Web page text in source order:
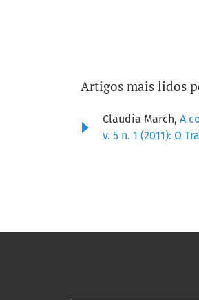
Artigos mais lidos
Claudia March, A
v. 5 n. 1 (2011): O